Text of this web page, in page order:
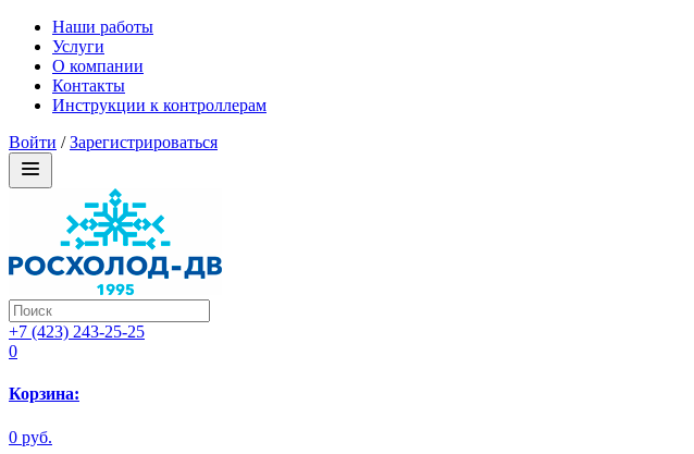
Наши работы
Услуги
О компании
Контакты
Инструкции к контроллерам
Войти /Зарегистрироваться
+7 (423) 243-25-25
0
Корзина:
0 руб.